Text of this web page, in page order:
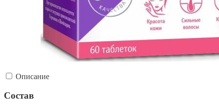
Описание
Состав